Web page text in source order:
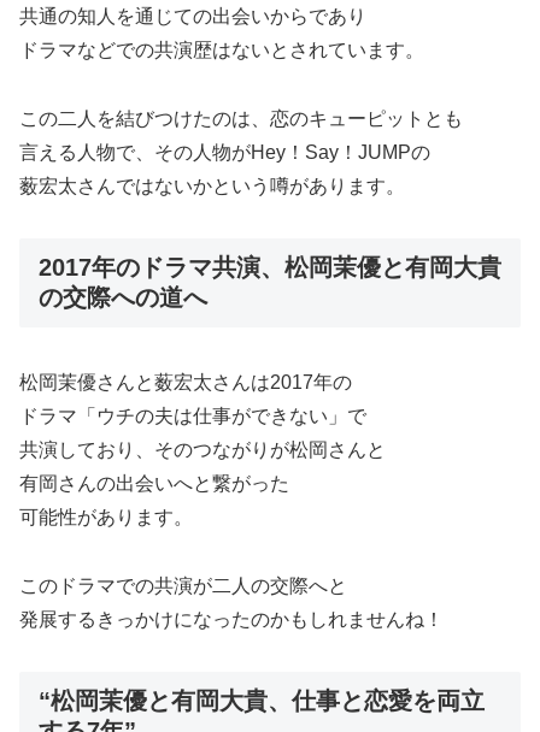
共通の知人を通じての出会いからであり
ドラマなどでの共演歴はないとされています。
この二人を結びつけたのは、恋のキューピットとも
言える人物で、その人物がHey！Say！JUMPの
薮宏太さんではないかという噂があります。
2017年のドラマ共演、松岡茉優と有岡大貴
の交際への道へ
松岡茉優さんと薮宏太さんは2017年の
ドラマ「ウチの夫は仕事ができない」で
共演しており、そのつながりが松岡さんと
有岡さんの出会いへと繋がった
可能性があります。
このドラマでの共演が二人の交際へと
発展するきっかけになったのかもしれませんね！
“松岡茉優と有岡大貴、仕事と恋愛を両立